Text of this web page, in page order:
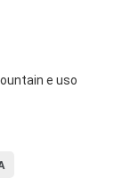
e uso